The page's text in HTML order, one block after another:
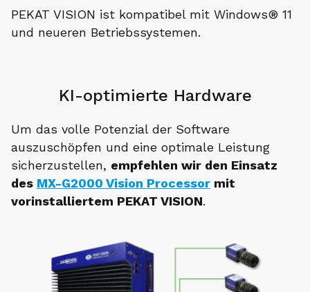
PEKAT VISION ist kompatibel mit Windows® 11
und neueren Betriebssystemen.
KI-optimierte Hardware
Um das volle Potenzial der Software
auszuschöpfen und eine optimale Leistung
sicherzustellen, empfehlen wir den Einsatz
des MX-G2000 Vision Processor mit
vorinstalliertem PEKAT VISION.